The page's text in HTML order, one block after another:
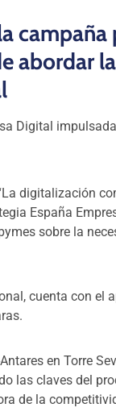
abordar
Digital
digitalización
España
sobre la
cuenta con el
en Torre
las claves del
de la